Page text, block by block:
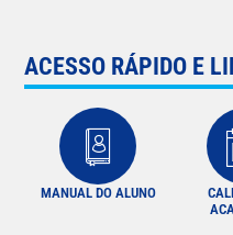
ACESSO RÁPIDO E
MANUAL DO ALUNO